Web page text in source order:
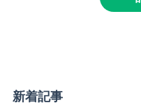
新着記事